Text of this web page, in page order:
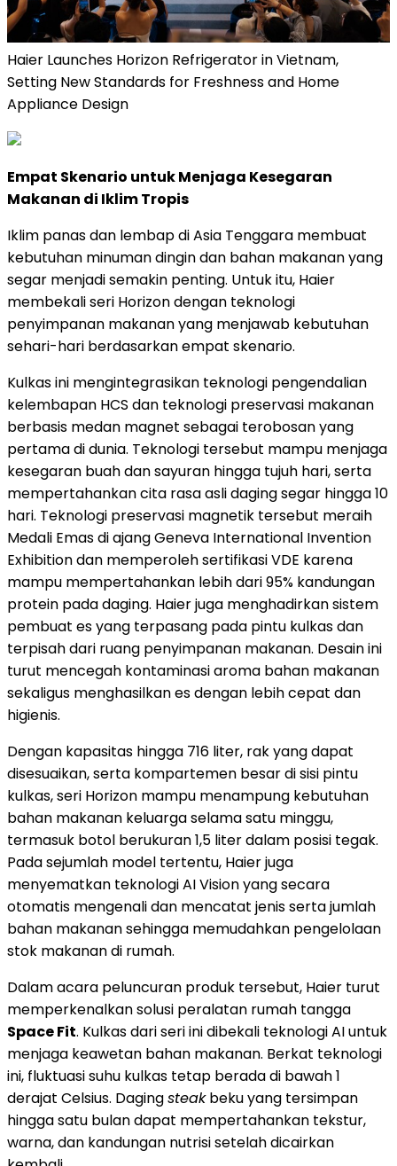
Haier Launches Horizon Refrigerator in Vietnam,
Setting New Standards for Freshness and Home
Appliance Design
Empat Skenario untuk Menjaga Kesegaran
Makanan di Iklim Tropis
Iklim panas dan lembap di Asia Tenggara membuat
kebutuhan minuman dingin dan bahan makanan yang
segar menjadi semakin penting. Untuk itu, Haier
membekali seri Horizon dengan teknologi
penyimpanan makanan yang menjawab kebutuhan
sehari-hari berdasarkan empat skenario.
Kulkas ini mengintegrasikan teknologi pengendalian
kelembapan HCS dan teknologi preservasi makanan
berbasis medan magnet sebagai terobosan yang
pertama di dunia. Teknologi tersebut mampu menjaga
kesegaran buah dan sayuran hingga tujuh hari, serta
mempertahankan cita rasa asli daging segar hingga 10
hari. Teknologi preservasi magnetik tersebut meraih
Medali Emas di ajang Geneva International Invention
Exhibition dan memperoleh sertifikasi VDE karena
mampu mempertahankan lebih dari 95% kandungan
protein pada daging. Haier juga menghadirkan sistem
pembuat es yang terpasang pada pintu kulkas dan
terpisah dari ruang penyimpanan makanan. Desain ini
turut mencegah kontaminasi aroma bahan makanan
sekaligus menghasilkan es dengan lebih cepat dan
higienis.
Dengan kapasitas hingga 716 liter, rak yang dapat
disesuaikan, serta kompartemen besar di sisi pintu
kulkas, seri Horizon mampu menampung kebutuhan
bahan makanan keluarga selama satu minggu,
termasuk botol berukuran 1,5 liter dalam posisi tegak.
Pada sejumlah model tertentu, Haier juga
menyematkan teknologi AI Vision yang secara
otomatis mengenali dan mencatat jenis serta jumlah
bahan makanan sehingga memudahkan pengelolaan
stok makanan di rumah.
Dalam acara peluncuran produk tersebut, Haier turut
memperkenalkan solusi peralatan rumah tangga
Space Fit. Kulkas dari seri ini dibekali teknologi AI untuk
menjaga keawetan bahan makanan. Berkat teknologi
ini, fluktuasi suhu kulkas tetap berada di bawah 1
derajat Celsius. Dagingsteakbeku yang tersimpan
hingga satu bulan dapat mempertahankan tekstur,
warna, dan kandungan nutrisi setelah dicairkan